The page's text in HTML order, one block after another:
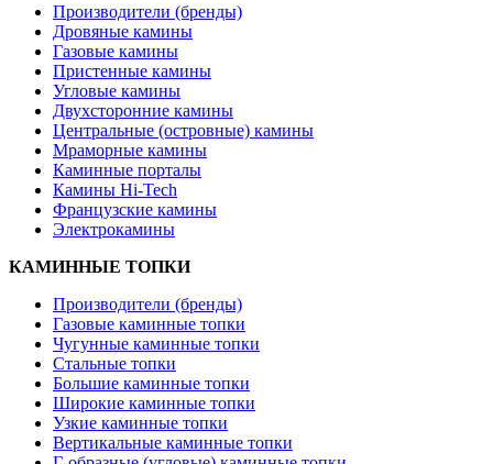
Производители (бренды)
Дровяные камины
Газовые камины
Пристенные камины
Угловые камины
Двухсторонние камины
Центральные (островные) камины
Мраморные камины
Каминные порталы
Камины Hi-Tech
Французские камины
Электрокамины
КАМИННЫЕ ТОПКИ
Производители (бренды)
Газовые каминные топки
Чугунные каминные топки
Стальные топки
Большие каминные топки
Широкие каминные топки
Узкие каминные топки
Вертикальные каминные топки